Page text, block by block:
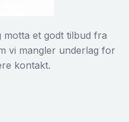
et godt tilbud fra
vi mangler underlag for
kontakt.